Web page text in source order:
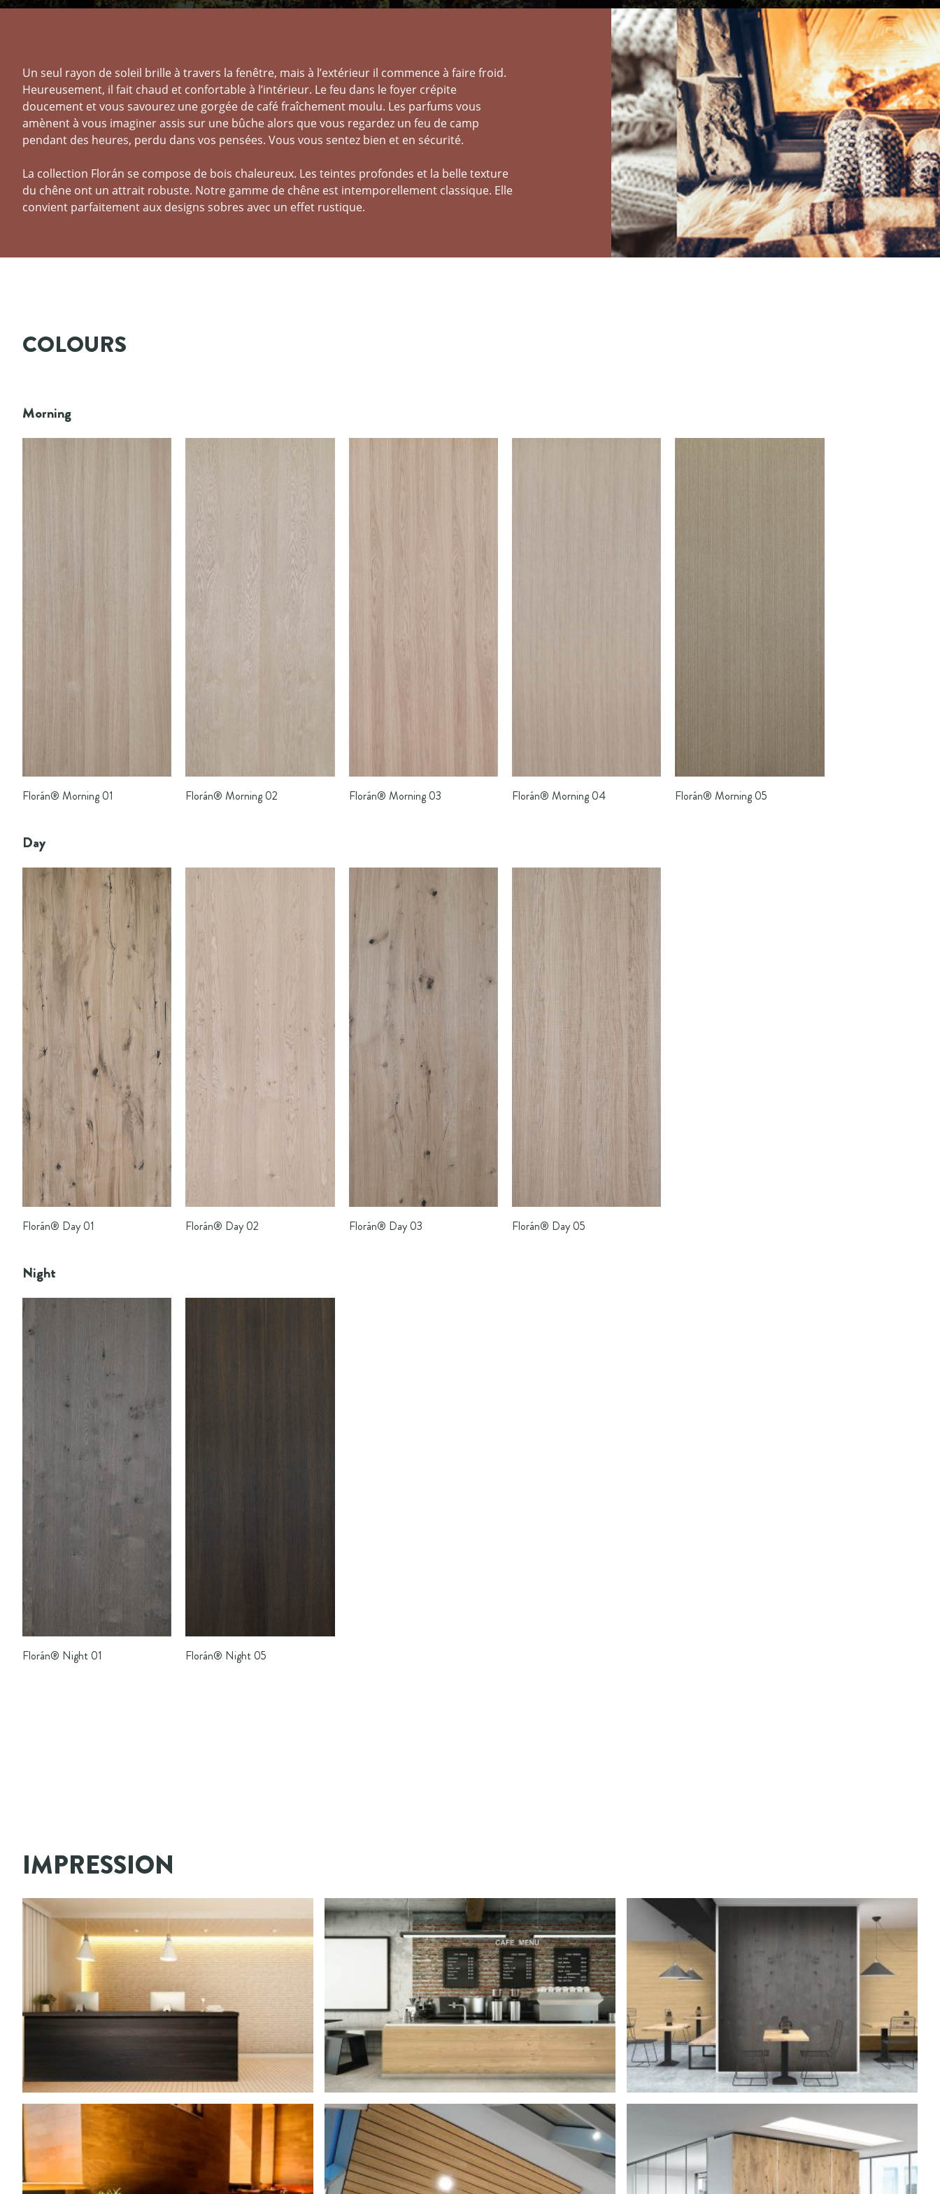
Un seul rayon de soleil brille à travers la fenêtre, mais à l’extérieur il commence à faire froid.
Heureusement, il fait chaud et confortable à l’intérieur. Le feu dans le foyer crépite
doucement et vous savourez une gorgée de café fraîchement moulu. Les parfums vous
amènent à vous imaginer assis sur une bûche alors que vous regardez un feu de camp
pendant des heures, perdu dans vos pensées. Vous vous sentez bien et en sécurité.
La collection Florán se compose de bois chaleureux. Les teintes profondes et la belle texture
du chêne ont un attrait robuste. Notre gamme de chêne est intemporellement classique. Elle
convient parfaitement aux designs sobres avec un effet rustique.
COLOURS
Morning
Florán® Morning 01 Florán® Morning 02 Florán® Morning 03 Florán® Morning 04 Florán® Morning 05
Day
Florán® Day 01 Florán® Day 02 Florán® Day 03 Florán® Day 05
Night
Florán® Night 01 Florán® Night 05
IMPRESSION